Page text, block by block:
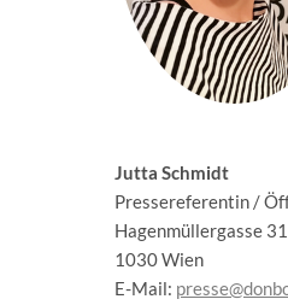
Jutta Schmidt
Pressereferentin /
Hagenmüllergasse 31
1030 Wien
E-Mail: